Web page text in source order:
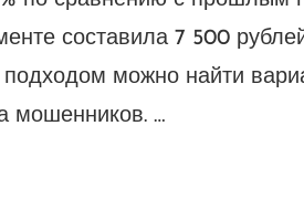
составила 7 500
можно найти
мошенников. …